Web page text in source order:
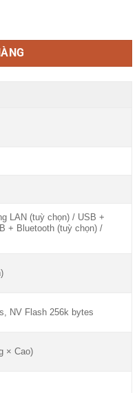
động cắt giấy, báo lỗi chuẩn
LAN (tuỳ chọn) / USB +
+ Bluetooth (tuỳ chọn) /
NV Flash 256k bytes
× Cao)